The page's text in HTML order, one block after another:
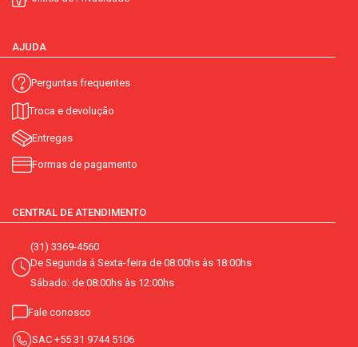
AJUDA
Perguntas frequentes
Troca e devolução
Entregas
Formas de pagamento
CENTRAL DE ATENDIMENTO
(31) 3369-4560
De Segunda á Sexta-feira de 08:00hs às 18:00hs
Sábado: de 08:00hs às 12:00hs
Fale conosco
SAC +55 31 9744 5106